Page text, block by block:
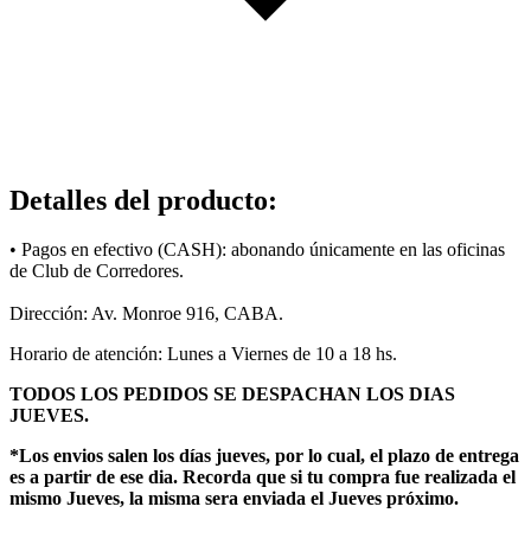
Detalles del producto:
• Pagos en efectivo (CASH): abonando únicamente en las oficinas
de Club de Corredores.
Dirección: Av. Monroe 916, CABA.
Horario de atención: Lunes a Viernes de 10 a 18 hs.
TODOS LOS PEDIDOS SE DESPACHAN LOS DIAS
JUEVES.
*Los envios salen los días jueves, por lo cual, el plazo de entrega
es a partir de ese dia. Recorda que si tu compra fue realizada el
mismo Jueves, la misma sera enviada el Jueves próximo.